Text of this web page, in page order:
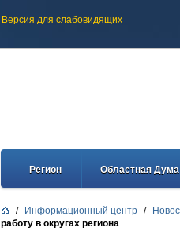
Версия для слабовидящих
Регион Областная Дума
/ Информационный центр /
работу в округах региона